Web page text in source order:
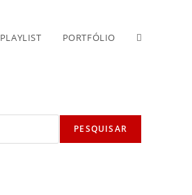
PLAYLIST PORTFÓLIO Alternar
do
PESQUISAR